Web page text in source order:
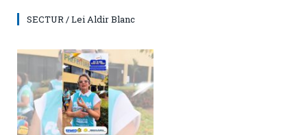
SECTUR / Lei Aldir Blanc